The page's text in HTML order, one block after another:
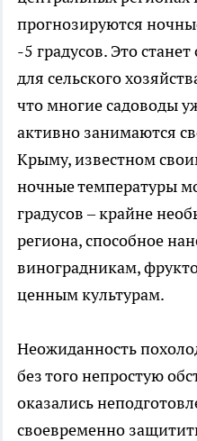
прогнозируются
-5 градусов. Это
для сельского
что многие садоводы
активно занимаются
Крыму, известном
ночные температуры
градусов – крайне
региона, способное
виноградникам,
ценным культурам.
Неожиданность
без того непростую
оказались
своевременно